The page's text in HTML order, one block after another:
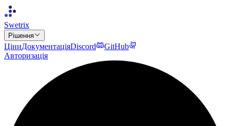
Swetrix
Рішення
ЦіниДокументаціяDiscord
GitHub
Авторизація